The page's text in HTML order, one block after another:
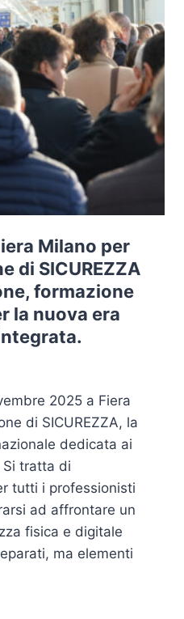
Milano per
di SICUREZZA
formazione
la nuova era
2025 a Fiera
di SICUREZZA, la
dedicata ai
tratta di
tutti i professionisti
ad affrontare un
fisica e digitale
ma elementi